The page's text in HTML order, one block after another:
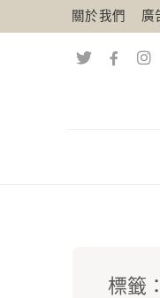
關於我們 廣
標籤：